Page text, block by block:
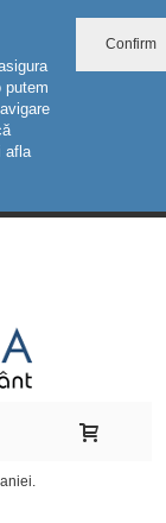
putem
afla
Confirm